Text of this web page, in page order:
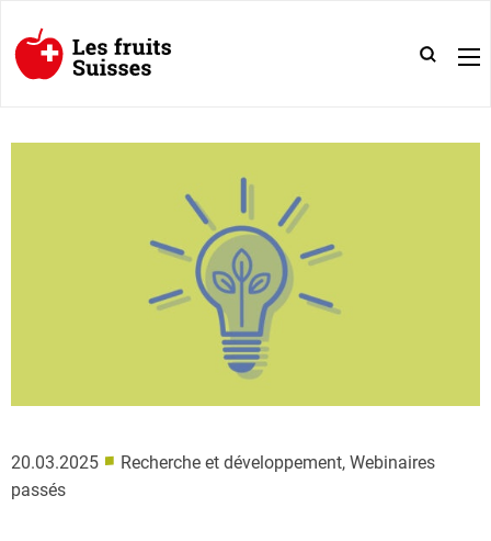
20.03.2025 ■ Recherche et développement, Webinaires
passés